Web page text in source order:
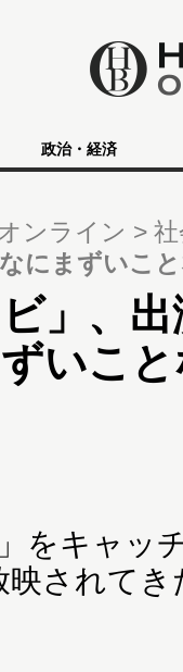
政治・経済
ンライン
にまずいこ
ビ」、
いこ
をキャッ
映されて